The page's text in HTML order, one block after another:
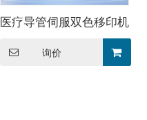
医疗导管伺服双色移印机
询价